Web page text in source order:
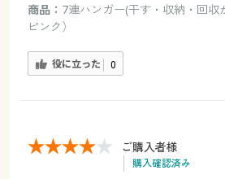
商品： 7連ハンガー(干す・収納・回収
ピンク）
役に立った 0
ご購入者様
購入確認済み